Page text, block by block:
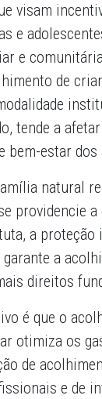
visam
e
e
de
tende a
bem-estar dos
natural
providencie a
a proteção
a
direitos
é que o
otimiza os
de
e de